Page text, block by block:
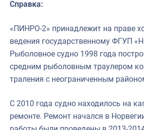
Справка:
«ПИНРО-2» принадлежит на праве
ведения государственному ФГУП
Рыболовное судно 1998 года
средним рыболовным траулером
траления с неограниченным
С 2010 года судно находилось на
ремонте. Ремонт начался в